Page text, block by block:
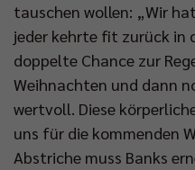
tauschen wollen: „Wir
jeder kehrte fit zurück in
doppelte Chance zur
Weihnachten und dann
wertvoll. Diese
uns für die kommenden
Abstriche muss Banks